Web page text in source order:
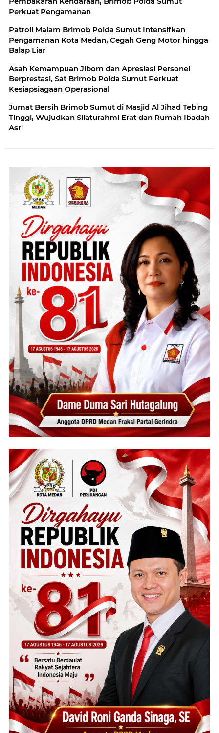
Perkuat Pengamanan
Patroli Malam Brimob Polda Sumut Intensifkan
Pengamanan Kota Medan, Cegah Geng Motor hingga
Balap Liar
Asah Kemampuan Jibom dan Apresiasi Personel
Berprestasi, Sat Brimob Polda Sumut Perkuat
Kesiapsiagaan Operasional
Jumat Bersih Brimob Sumut di Masjid Al Jihad Tebing
Tinggi, Wujudkan Silaturahmi Erat dan Rumah Ibadah
Asri